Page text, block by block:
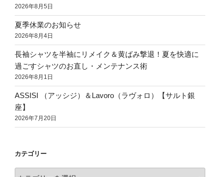
2026年8月5日
夏季休業のお知らせ
2026年8月4日
長袖シャツを半袖にリメイク＆黄ばみ撃退！夏を快適に
過ごすシャツのお直し・メンテナンス術
2026年8月1日
ASSISI （アッシジ）＆Lavoro（ラヴォロ）【サルト銀
座】
2026年7月20日
カテゴリー